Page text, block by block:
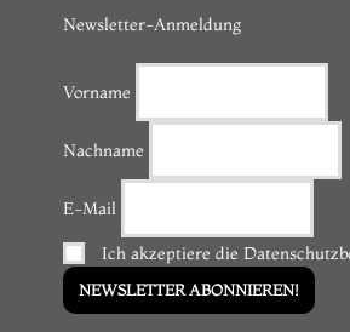
Newsletter-Anmeldung
Vorname
Nachname
E-Mail
Ich akzeptiere die